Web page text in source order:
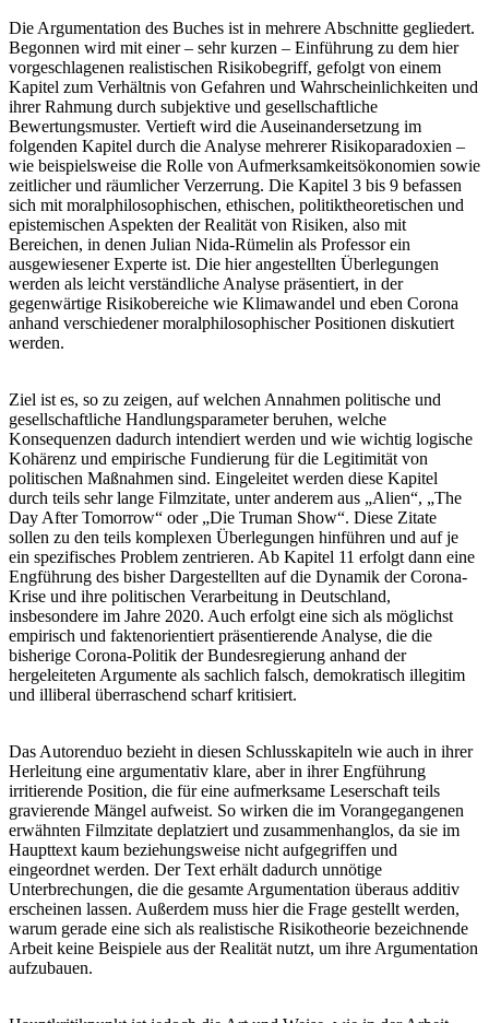
Die Argumentation des Buches ist in mehrere Abschnitte gegliedert.
Begonnen wird mit einer – sehr kurzen – Einführung zu dem hier
vorgeschlagenen realistischen Risikobegriff, gefolgt von einem
Kapitel zum Verhältnis von Gefahren und Wahrscheinlichkeiten und
ihrer Rahmung durch subjektive und gesellschaftliche
Bewertungsmuster. Vertieft wird die Auseinandersetzung im
folgenden Kapitel durch die Analyse mehrerer Risikoparadoxien –
wie beispielsweise die Rolle von Aufmerksamkeitsökonomien sowie
zeitlicher und räumlicher Verzerrung. Die Kapitel 3 bis 9 befassen
sich mit moralphilosophischen, ethischen, politiktheoretischen und
epistemischen Aspekten der Realität von Risiken, also mit
Bereichen, in denen Julian Nida-Rümelin als Professor ein
ausgewiesener Experte ist. Die hier angestellten Überlegungen
werden als leicht verständliche Analyse präsentiert, in der
gegenwärtige Risikobereiche wie Klimawandel und eben Corona
anhand verschiedener moralphilosophischer Positionen diskutiert
werden.
Ziel ist es, so zu zeigen, auf welchen Annahmen politische und
gesellschaftliche Handlungsparameter beruhen, welche
Konsequenzen dadurch intendiert werden und wie wichtig logische
Kohärenz und empirische Fundierung für die Legitimität von
politischen Maßnahmen sind. Eingeleitet werden diese Kapitel
durch teils sehr lange Filmzitate, unter anderem aus „Alien“, „The
Day After Tomorrow“ oder „Die Truman Show“. Diese Zitate
sollen zu den teils komplexen Überlegungen hinführen und auf je
ein spezifisches Problem zentrieren. Ab Kapitel 11 erfolgt dann eine
Engführung des bisher Dargestellten auf die Dynamik der Corona-
Krise und ihre politischen Verarbeitung in Deutschland,
insbesondere im Jahre 2020. Auch erfolgt eine sich als möglichst
empirisch und faktenorientiert präsentierende Analyse, die die
bisherige Corona-Politik der Bundesregierung anhand der
hergeleiteten Argumente als sachlich falsch, demokratisch illegitim
und illiberal überraschend scharf kritisiert.
Das Autorenduo bezieht in diesen Schlusskapiteln wie auch in ihrer
Herleitung eine argumentativ klare, aber in ihrer Engführung
irritierende Position, die für eine aufmerksame Leserschaft teils
gravierende Mängel aufweist. So wirken die im Vorangegangenen
erwähnten Filmzitate deplatziert und zusammenhanglos, da sie im
Haupttext kaum beziehungsweise nicht aufgegriffen und
eingeordnet werden. Der Text erhält dadurch unnötige
Unterbrechungen, die die gesamte Argumentation überaus additiv
erscheinen lassen. Außerdem muss hier die Frage gestellt werden,
warum gerade eine sich als realistische Risikotheorie bezeichnende
Arbeit keine Beispiele aus der Realität nutzt, um ihre Argumentation
aufzubauen.